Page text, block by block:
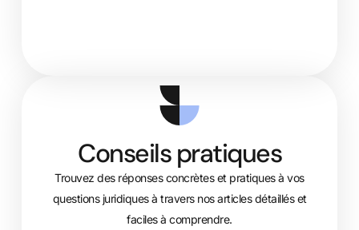
Conseils pratiques
Trouvez des réponses concrètes et pratiques à vos
questions juridiques à travers nos articles détaillés et
faciles à comprendre.